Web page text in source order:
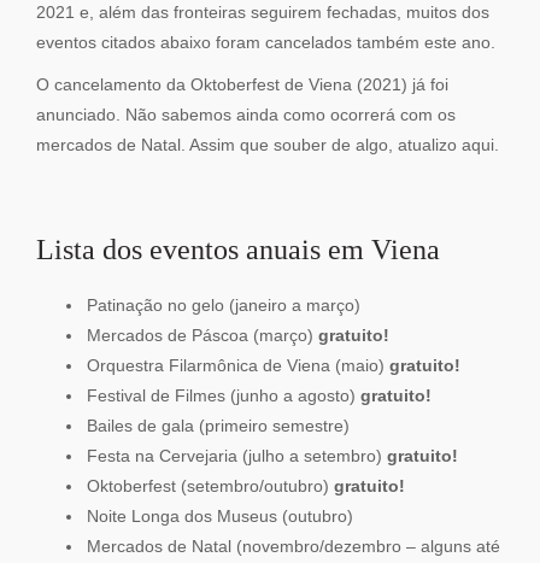
2021 e, além das fronteiras seguirem fechadas, muitos dos
eventos citados abaixo foram cancelados também este ano.
O cancelamento da Oktoberfest de Viena (2021) já foi
anunciado. Não sabemos ainda como ocorrerá com os
mercados de Natal. Assim que souber de algo, atualizo aqui.
Lista dos eventos anuais em Viena
Patinação no gelo (janeiro a março)
Mercados de Páscoa (março) gratuito!
Orquestra Filarmônica de Viena (maio) gratuito!
Festival de Filmes (junho a agosto) gratuito!
Bailes de gala (primeiro semestre)
Festa na Cervejaria (julho a setembro) gratuito!
Oktoberfest (setembro/outubro) gratuito!
Noite Longa dos Museus (outubro)
Mercados de Natal (novembro/dezembro – alguns até